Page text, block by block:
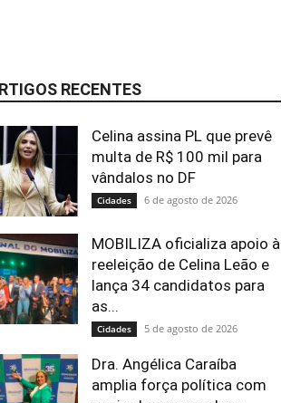
RECENTES
Celina assina PL que prevê
multa de R$ 100 mil para
vândalos no DF
Cidades 6 de agosto de 2026
MOBILIZA oficializa apoio à
reeleição de Celina Leão e
lança 34 candidatos para
as...
Cidades 5 de agosto de 2026
Dra. Angélica Caraíba
amplia força política com